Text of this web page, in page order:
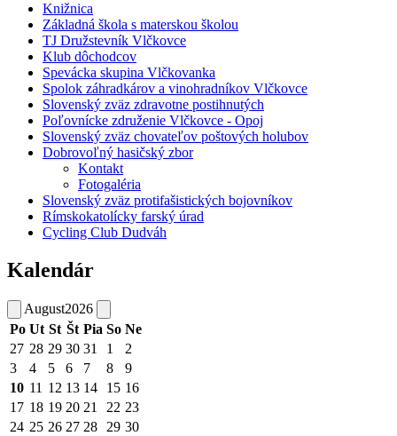
Knižnica
Základná škola s materskou školou
TJ Družstevník Vlčkovce
Klub dôchodcov
Spevácka skupina Vlčkovanka
Spolok záhradkárov a vinohradníkov Vlčkovce
Slovenský zväz zdravotne postihnutých
Poľovnícke združenie Vlčkovce - Opoj
Slovenský zväz chovateľov poštových holubov
Dobrovoľný hasičský zbor
Kontakt
Fotogaléria
Slovenský zväz protifašistických bojovníkov
Rímskokatolícky farský úrad
Cycling Club Dudváh
Kalendár
August2026
Po Ut St Št Pia So Ne
27 28 29 30 31 1
2
3
4 5 6 7 8
9
10 11 12 13 14 15 16
17 18 19 20 21 22 23
24 25 26 27 28 29 30